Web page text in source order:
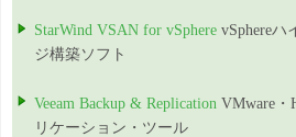
StarWind VSAN for vSphere vSphereハ
ジ構築ソフト
Veeam Backup & Replication VMware・
リケーション・ツール